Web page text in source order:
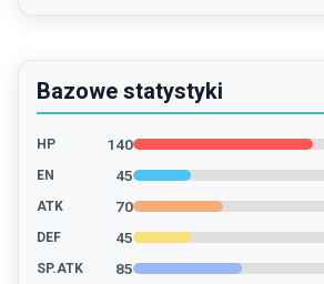
Bazowe statystyki
HP 140
EN 45
ATK 70
DEF 45
SP.ATK 85